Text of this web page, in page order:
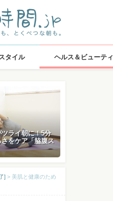
タイル ヘルス＆ビューティ
ライ朝に！5分
をケア「脇腹ス
] > 美肌と健康のため